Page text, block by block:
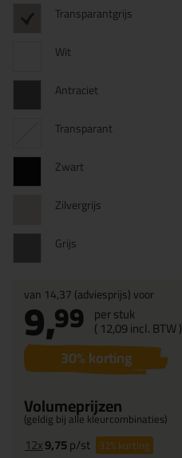
Transparantgrijs
Wit
Antraciet
Transparant
Zwart
Zilvergrijs
Grijs
van 14,37(adviesprijs) voor
9,99 per stuk
( 12,09incl. BTW )
30% korting
Volumeprijzen
(geldig bij alle kleurcombinaties)
12x9,75p/st 32%korting